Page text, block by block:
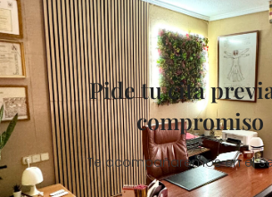
Pide tu cita
compromiso
Te acompañaremos en el